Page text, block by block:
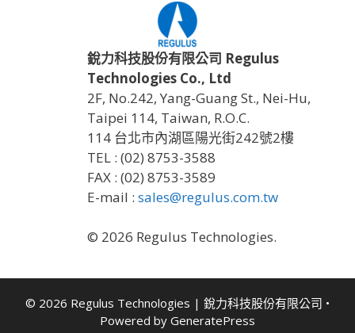
銳力科技股份有限公司 Regulus
Technologies Co., Ltd
2F, No.242, Yang-Guang St., Nei-Hu,
Taipei 114, Taiwan, R.O.C.
114 台北市內湖區陽光街242號2樓
TEL : (02) 8753-3588
FAX : (02) 8753-3589
E-mail : sales@regulus.com.tw
© 2026 Regulus Technologies.
© 2026 Regulus Technologies | 銳力科技股份有限公司 •
Powered by GeneratePress